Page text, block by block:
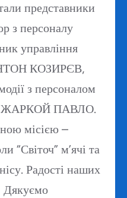
представники
з персоналу
управління
КОЗИРЄВ,
з персоналом
ЖАРКОЙ ПАВЛО.
місією –
“Світоч” м’ячі та
Радості наших
Дякуємо